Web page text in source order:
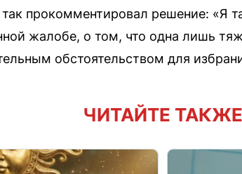
прокомментировал решение: «Я
жалобе, о том, что одна лишь
обстоятельством для
ЧИТАЙТЕ ТАКЖЕ